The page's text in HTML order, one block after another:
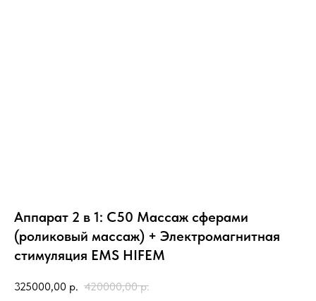
Аппарат 2 в 1: C50 Массаж сферами
(роликовый массаж) + Электромагнитная
стимуляция EMS HIFEM
325000,00 р. 420000,00 р.